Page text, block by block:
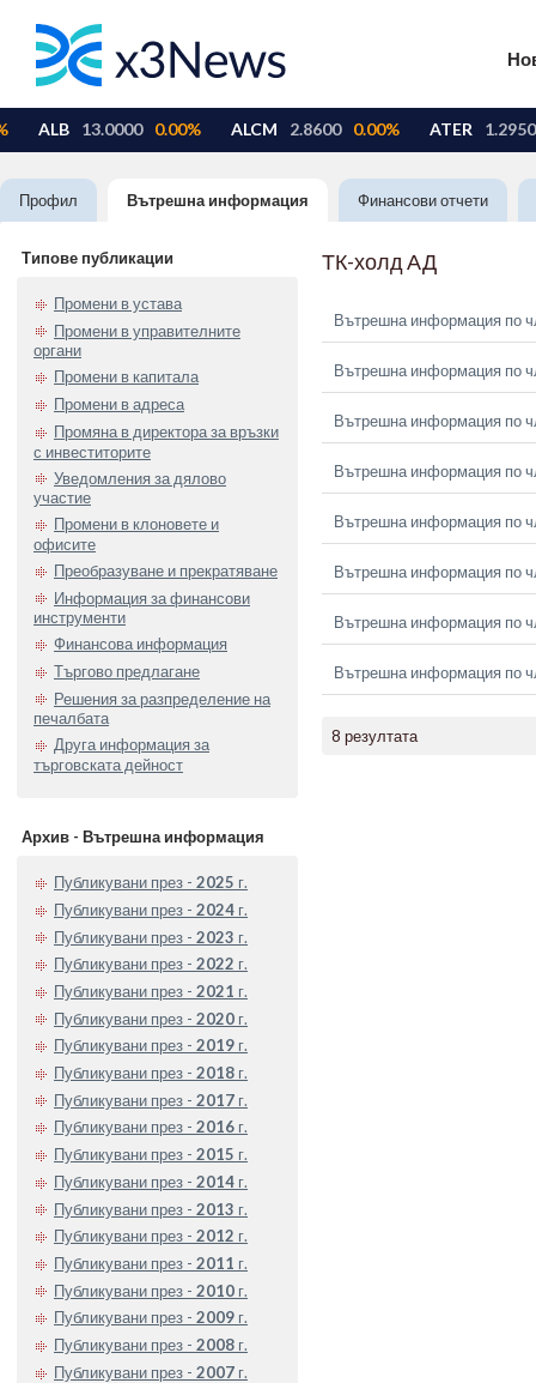
Профил Вътрешна информация Финансови отчети
Типове публикации
Промени в устава
Промени в управителните
органи
Промени в капитала
Промени в адреса
Промяна в директора за връзки
с инвеститорите
Уведомления за дялово
участие
Промени в клоновете и
офисите
Преобразуване и прекратяване
Информация за финансови
инструменти
Финансова информация
Търгово предлагане
Решения за разпределение на
печалбата
Друга информация за
търговската дейност
Архив - Вътрешна информация
Публикувани през - 2025 г.
Публикувани през - 2024 г.
Публикувани през - 2023 г.
Публикувани през - 2022 г.
Публикувани през - 2021 г.
Публикувани през - 2020 г.
Публикувани през - 2019 г.
Публикувани през - 2018 г.
Публикувани през - 2017 г.
Публикувани през - 2016 г.
Публикувани през - 2015 г.
Публикувани през - 2014 г.
Публикувани през - 2013 г.
Публикувани през - 2012 г.
Публикувани през - 2011 г.
Публикувани през - 2010 г.
Публикувани през - 2009 г.
Публикувани през - 2008 г.
Публикувани през - 2007 г.
ТК-холд АД
Вътрешна информация по
Вътрешна информация по
Вътрешна информация по
Вътрешна информация по
Вътрешна информация по
Вътрешна информация по
Вътрешна информация по
Вътрешна информация по
8 резултата